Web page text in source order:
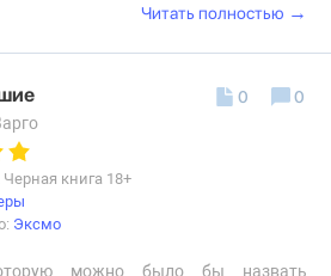
Читать полностью →
Черная книга 18+
Эксмо
можно было бы назвать
0 0